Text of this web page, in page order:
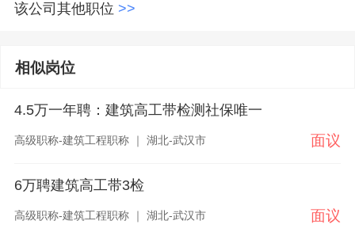
该公司其他职位 >>
相似岗位
4.5万一年聘：建筑高工带检测社保唯一
高级职称-建筑工程职称 ｜ 湖北-武汉市 面议
6万聘建筑高工带3检
高级职称-建筑工程职称 ｜ 湖北-武汉市 面议